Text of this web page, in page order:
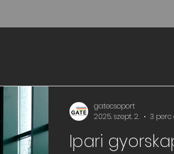
Ipari
gatecsoport
2025. szept. 2.
3 perc